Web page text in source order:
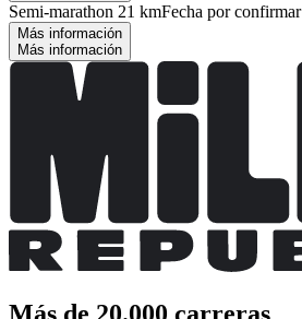
Semi-marathon 21 kmFecha por confirmar
Más información
Más información